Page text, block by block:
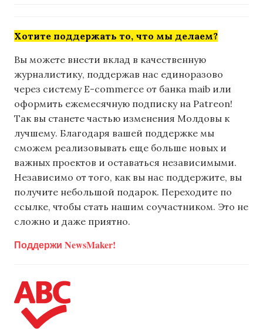
Хотите поддержать то, что мы делаем?
Вы можете внести вклад в качественную
журналистику, поддержав нас единоразово
через систему E-commerce от банка maib или
оформить ежемесячную подписку на Patreon!
Так вы станете частью изменения Молдовы к
лучшему. Благодаря вашей поддержке мы
сможем реализовывать еще больше новых и
важных проектов и оставаться независимыми.
Независимо от того, как вы нас поддержите, вы
получите небольшой подарок. Переходите по
ссылке, чтобы стать нашим соучастником. Это не
сложно и даже приятно.
Поддержи NewsMaker!